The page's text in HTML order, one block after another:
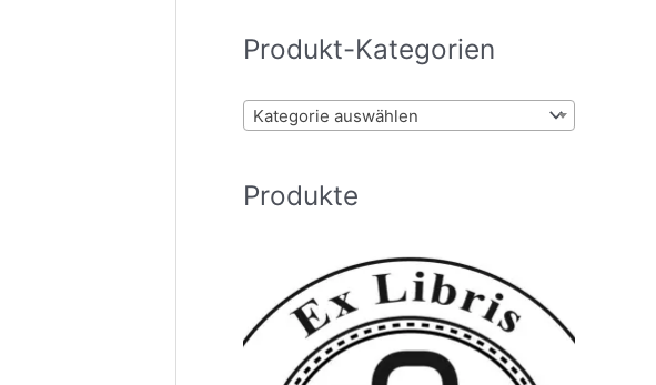
n
:
Produkt-Kategorien
Kategorie auswählen
Produkte